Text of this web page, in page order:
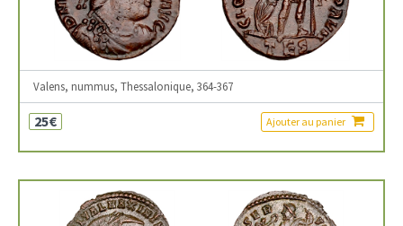
Valens, nummus, Thessalonique, 364-367
25€ Ajouter au panier